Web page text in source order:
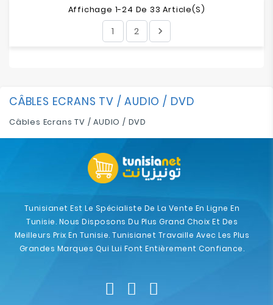
Affichage 1-24 De 33 Article(s)
1 2 
CÂBLES ECRANS TV / AUDIO / DVD
Câbles Ecrans TV / AUDIO / DVD
Tunisianet Est Le Spécialiste De La Vente En Ligne En
Tunisie. Nous Disposons Du Plus Grand Choix Et Des
Meilleurs Prix En Tunisie. Tunisianet Travaille Avec Les Plus
Grandes Marques Qui Lui Font Entièrement Confiance.